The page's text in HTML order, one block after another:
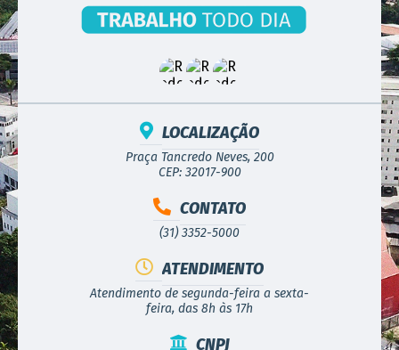
LOCALIZAÇÃO
Praça Tancredo Neves, 200
CEP: 32017-900
CONTATO
(31) 3352-5000
ATENDIMENTO
Atendimento de segunda-feira a sexta-
feira, das 8h às 17h
CNPJ